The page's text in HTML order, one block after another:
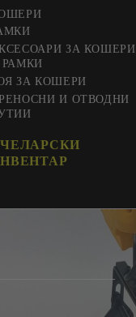
ЗА КОШЕРИ
РАМКИ
ЗА КОШЕРИ
И ОТВОДНИ